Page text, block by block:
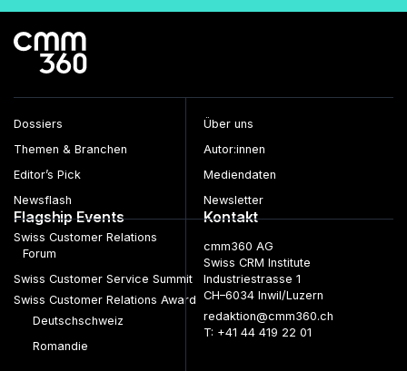
Dossiers
Themen & Branchen
Editor’s Pick
Newsflash
Über uns
Autor:innen
Mediendaten
Newsletter
Flagship Events
Swiss Customer Relations
Forum
Swiss Customer Service Summit
Swiss Customer Relations Award
Deutschschweiz
Romandie
Kontakt
cmm360 AG
Swiss CRM Institute
Industriestrasse 1
CH–6034 Inwil/Luzern
redaktion@cmm360.ch
T: +41 44 419 22 01